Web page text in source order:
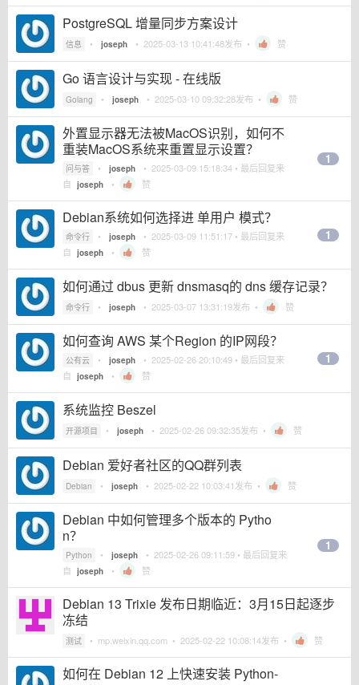
PostgreSQL 增量同步方案设计
信息 • joseph • 2025-03-13 10:41:48发布 • 赞
Go 语言设计与实现 - 在线版
Golang • joseph • 2025-03-10 09:32:28发布 • 赞
外置显示器无法被MacOS识别，如何不
重装MacOS系统来重置显示设置？
问与答 • joseph • 2025-03-09 15:18:34 • 最后回复来
自 joseph • 赞
1
Debian系统如何选择进 单用户 模式？
命令行 • joseph • 2025-03-09 11:51:17 • 最后回复来
自 joseph • 赞
1
如何通过 dbus 更新 dnsmasq的 dns 缓存记录？
命令行 • joseph • 2025-03-07 13:31:19发布 • 赞
如何查询 AWS 某个Region 的IP网段？
公有云 • joseph • 2025-02-26 20:10:49 • 最后回复来
自 joseph • 赞
1
系统监控 Beszel
开源项目 • joseph • 2025-02-26 09:32:35发布 • 赞
Debian 爱好者社区的QQ群列表
Debian • joseph • 2025-02-22 10:03:41发布 • 赞
Debian 中如何管理多个版本的 Pytho
n？
Python • joseph • 2025-02-26 09:11:59 • 最后回复来
自 joseph • 赞
1
Debian 13 Trixie 发布日期临近：3月15日起逐步
冻结
测试 • mp.weixin.qq.com • 2025-02-22 10:08:14发布 • 赞
如何在 Debian 12 上快速安装 Python-